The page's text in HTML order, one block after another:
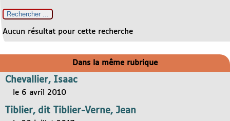
Aucun résultat pour cette recherche
Dans la même rubrique
Chevallier, Isaac
le 6 avril 2010
Tiblier, dit Tiblier-Verne, Jean